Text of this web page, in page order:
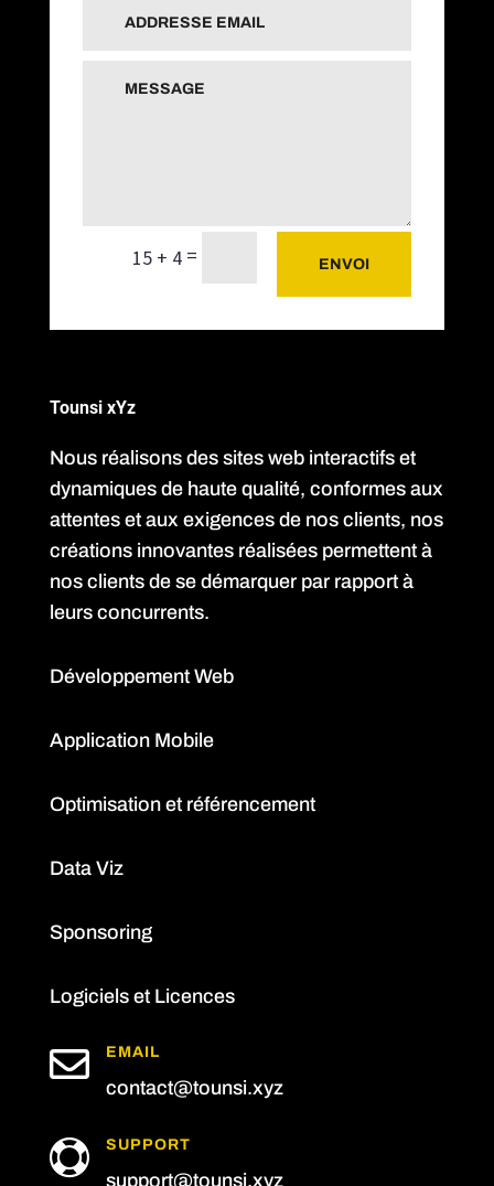
15 + 4 = ENVOI
Tounsi xYz
Nous réalisons des sites web interactifs et
dynamiques de haute qualité, conformes aux
attentes et aux exigences de nos clients, nos
créations innovantes réalisées permettent à
nos clients de se démarquer par rapport à
leurs concurrents.
Développement Web
Application Mobile
Optimisation et référencement
Data Viz
Sponsoring
Logiciels et Licences
 EMAIL
contact@tounsi.xyz
 SUPPORT
support@tounsi.xyz